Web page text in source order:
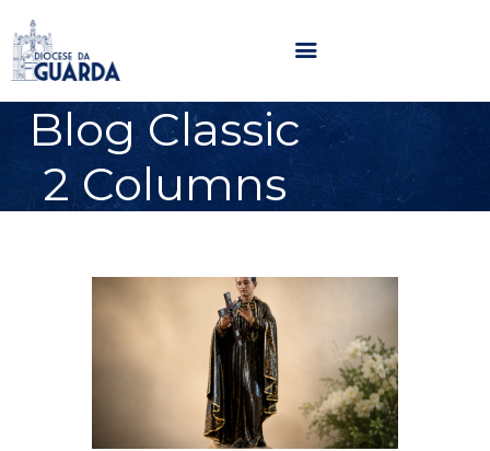
Blog Classic
2 Columns
HOME
DIOCESE
SECRETARIADOS
NOTÍCIAS
MULTIMÉDIA
SENTIR COM A IGREJA
CONTACTOS